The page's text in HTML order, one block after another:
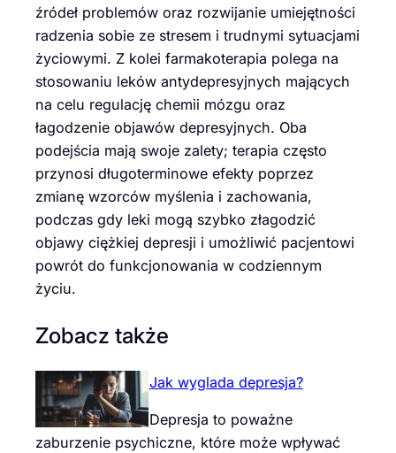
źródeł problemów oraz rozwijanie umiejętności
radzenia sobie ze stresem i trudnymi sytuacjami
życiowymi. Z kolei farmakoterapia polega na
stosowaniu leków antydepresyjnych mających
na celu regulację chemii mózgu oraz
łagodzenie objawów depresyjnych. Oba
podejścia mają swoje zalety; terapia często
przynosi długoterminowe efekty poprzez
zmianę wzorców myślenia i zachowania,
podczas gdy leki mogą szybko złagodzić
objawy ciężkiej depresji i umożliwić pacjentowi
powrót do funkcjonowania w codziennym
życiu.
Zobacz także
Jak wyglada depresja?
Depresja to poważne
zaburzenie psychiczne, które może wpływać